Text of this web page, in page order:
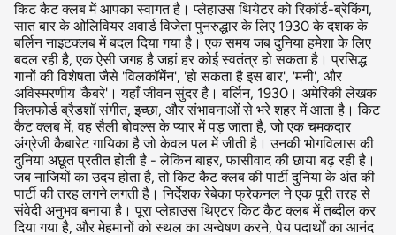
किट कैट क्लब में आपका स्वागत है। प्लेहाउस थियेटर को रिकॉर्ड-ब्रेकिंग,
सात बार के ओलिवियर अवार्ड विजेता पुनरुद्धार के लिए 1930 के दशक के
बर्लिन नाइटक्लब में बदल दिया गया है। एक समय जब दुनिया हमेशा के लिए
बदल रही है, एक ऐसी जगह है जहां हर कोई स्वतंत्र हो सकता है। प्रसिद्ध
गानों की विशेषता जैसे 'विलकॉमेंन', 'हो सकता है इस बार', 'मनी', और
अविस्मरणीय 'कैबरे'। यहाँ जीवन सुंदर है। बर्लिन, 1930। अमेरिकी लेखक
क्लिफोर्ड ब्रैडशॉ संगीत, इच्छा, और संभावनाओं से भरे शहर में आता है। किट
कैट क्लब में, वह सैली बोवल्स के प्यार में पड़ जाता है, जो एक चमकदार
अंग्रेजी कैबारेट गायिका है जो केवल पल में जीती है। उनकी भोगविलास की
दुनिया अछूत प्रतीत होती है - लेकिन बाहर, फासीवाद की छाया बढ़ रही है।
जब नाजियों का उदय होता है, तो किट कैट क्लब की पार्टी दुनिया के अंत की
पार्टी की तरह लगने लगती है। निर्देशक रेबेका फ्रेकनल ने एक पूरी तरह से
संवेदी अनुभव बनाया है। पूरा प्लेहाउस थिएटर किट कैट क्लब में तब्दील कर
दिया गया है, और मेहमानों को स्थल का अन्वेषण करने, पेय पदार्थों का आनंद